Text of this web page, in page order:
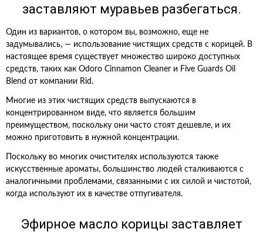
заставляют муравьев разбегаться.
Один из вариантов, о котором вы, возможно, еще не
задумывались, — использование чистящих средств с корицей. В
настоящее время существует множество широко доступных
средств, таких как Odoro Cinnamon Cleaner и Five Guards Oil
Blend от компании Rid.
Многие из этих чистящих средств выпускаются в
концентрированном виде, что является большим
преимуществом, поскольку они часто стоят дешевле, и их
можно приготовить в нужной концентрации.
Поскольку во многих очистителях используются также
искусственные ароматы, большинство людей сталкиваются с
аналогичными проблемами, связанными с их силой и чистотой,
когда используют их в качестве отпугивателя.
Эфирное масло корицы заставляет